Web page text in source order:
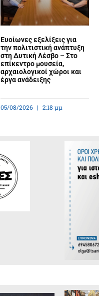
Ευοίωνες εξελίξεις για
την πολιτιστική ανάπτυξη
στη Δυτική Λέσβο – Στο
επίκεντρο μουσεία,
αρχαιολογικοί χώροι και
έργα ανάδειξης
05/08/2026 2:18 μμ